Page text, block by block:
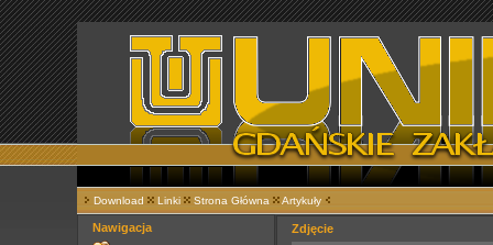
Download Linki Strona Główna Artykuły
Nawigacja
Zdjęcie